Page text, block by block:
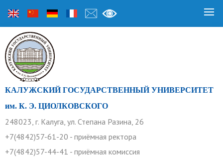
КАЛУЖСКИЙ ГОСУДАРСТВЕННЫЙ УНИВЕРСИТЕТ
им. К. Э. ЦИОЛКОВСКОГО
248023, г. Калуга, ул. Степана Разина, 26
+7(4842)57-61-20 - приёмная ректора
+7(4842)57-44-41 - приёмная комиссия